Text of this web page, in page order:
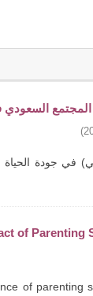
السعودي في
)
في جودة الحياة
of Parenting
of parenting